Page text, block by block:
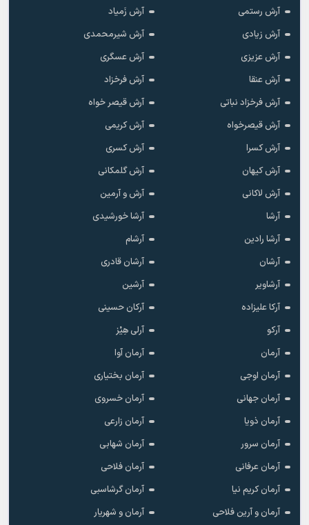
آرش رستمی
آرش زَمیاد
آرش زیادی
آرش شیرمحمدی
آرش عزیزی
آرش عسگری
آرش عنقا
آرش فرخزاد
آرش فرخزاد نباتی
آرش قیصر خواه
آرش قیصرخواه
آرش کریمی
آرش کسرا
آرش کسری
آرش کیهان
آرش گلمکانی
آرش لاکانی
آرش و آرمین
آرشا
آرشا خورشیدی
آرشا رادین
آرشام
آرشان
آرشان قادری
آرشاویر
آرشین
آرکا علیزاده
آرکان حسینی
آرکو
آرلی هِیْز
آرمان
آرمان آوا
آرمان اوجی
آرمان بختیاری
آرمان جهانی
آرمان خسروی
آرمان ذویا
آرمان زارعی
آرمان سرور
آرمان شهابی
آرمان عرفانی
آرمان فلاحی
آرمان کریم نیا
آرمان گرشاسبی
آرمان و آرین فلاحی
آرمان و شهریار